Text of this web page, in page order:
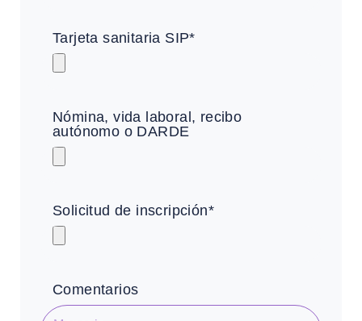
Tarjeta sanitaria SIP*
Nómina, vida laboral, recibo
autónomo o DARDE
Solicitud de inscripción*
Comentarios